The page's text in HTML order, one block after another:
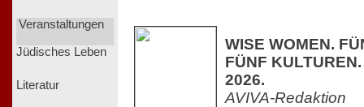
Veranstaltungen
Jüdisches Leben
Literatur
WISE WOMEN.
FÜNF
2026.
AVIVA-Redaktion